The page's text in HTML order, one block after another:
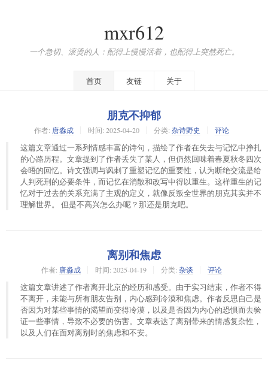
mxr612
一个急切、滚烫的人：配得上慢慢活着，也配得上突然死亡。
首页 友链 关于
朋克不抑郁
作者: 唐淼成 时间: 2025-04-20 分类: 杂诗野史 评论
这篇文章通过一系列情感丰富的诗句，描绘了作者在失去与记忆中挣扎
的心路历程。文章提到了作者丢失了某人，但仍然回味着春夏秋冬四次
会晤的回忆。诗文强调与讽刺了重塑记忆的重要性，认为断绝交流是给
人判死刑的必要条件，而记忆在消散和改写中得以重生。这样重生的记
忆对于过去的关系充满了主观的定义，就像反叛全世界的朋克其实并不
理解世界。 但是不高兴怎么办呢？那还是朋克吧。
离别和焦虑
作者: 唐淼成 时间: 2025-04-19 分类: 杂谈 评论
这篇文章讲述了作者离开北京的经历和感受。由于实习结束，作者不得
不离开，未能与所有朋友告别，内心感到冷漠和焦虑。作者反思自己是
否因为对某些事情的渴望而变得冷漠，以及是否因为内心的恐惧而去验
证一些事情，导致不必要的伤害。文章表达了离别带来的情感复杂性，
以及人们在面对离别时的焦虑和不安。